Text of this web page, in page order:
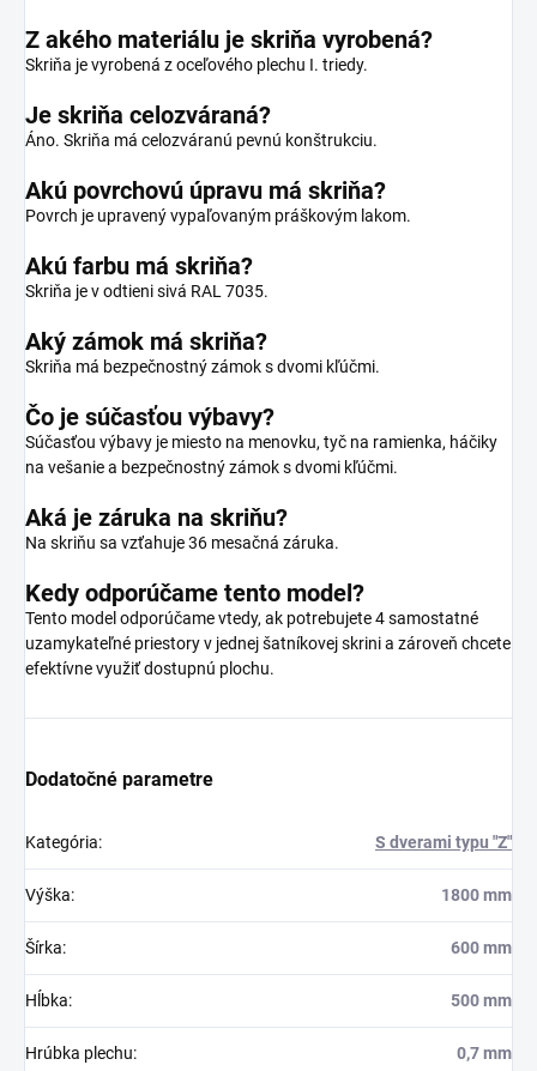
Z akého materiálu je skriňa vyrobená?
Skriňa je vyrobená z oceľového plechu I. triedy.
Je skriňa celozváraná?
Áno. Skriňa má celozváranú pevnú konštrukciu.
Akú povrchovú úpravu má skriňa?
Povrch je upravený vypaľovaným práškovým lakom.
Akú farbu má skriňa?
Skriňa je v odtieni sivá RAL 7035.
Aký zámok má skriňa?
Skriňa má bezpečnostný zámok s dvomi kľúčmi.
Čo je súčasťou výbavy?
Súčasťou výbavy je miesto na menovku, tyč na ramienka, háčiky
na vešanie a bezpečnostný zámok s dvomi kľúčmi.
Aká je záruka na skriňu?
Na skriňu sa vzťahuje 36 mesačná záruka.
Kedy odporúčame tento model?
Tento model odporúčame vtedy, ak potrebujete 4 samostatné
uzamykateľné priestory v jednej šatníkovej skrini a zároveň chcete
efektívne využiť dostupnú plochu.
Dodatočné parametre
Kategória: S dverami typu "Z"
Výška: 1800 mm
Šírka: 600 mm
Hĺbka: 500 mm
Hrúbka plechu: 0,7 mm